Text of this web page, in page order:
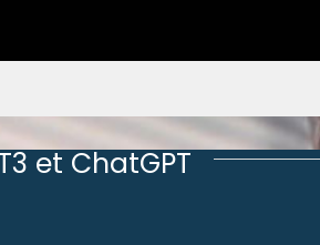
et ChatGPT